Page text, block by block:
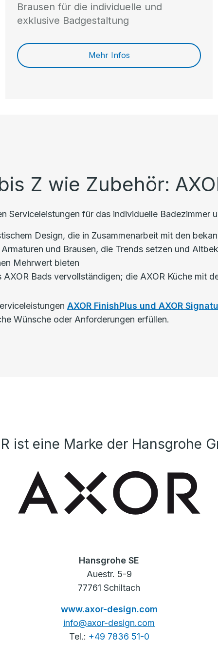
Brausen für die individuelle und
exklusive Badgestaltung
Mehr Infos
Z wie Zubehör:
Serviceleistungen für das individuelle Badezimmer
Design, die in Zusammenarbeit mit den
und Brausen, die Trends setzen und
Mehrwert bieten
Bads vervollständigen; die AXOR Küche mit
AXOR FinishPlus und AXOR
Wünsche oder Anforderungen erfüllen.
ist eine Marke der Hansgrohe
Hansgrohe SE
Auestr. 5-9
77761 Schiltach
www.axor-design.com
info@axor-design.com
Tel.: +49 7836 51-0